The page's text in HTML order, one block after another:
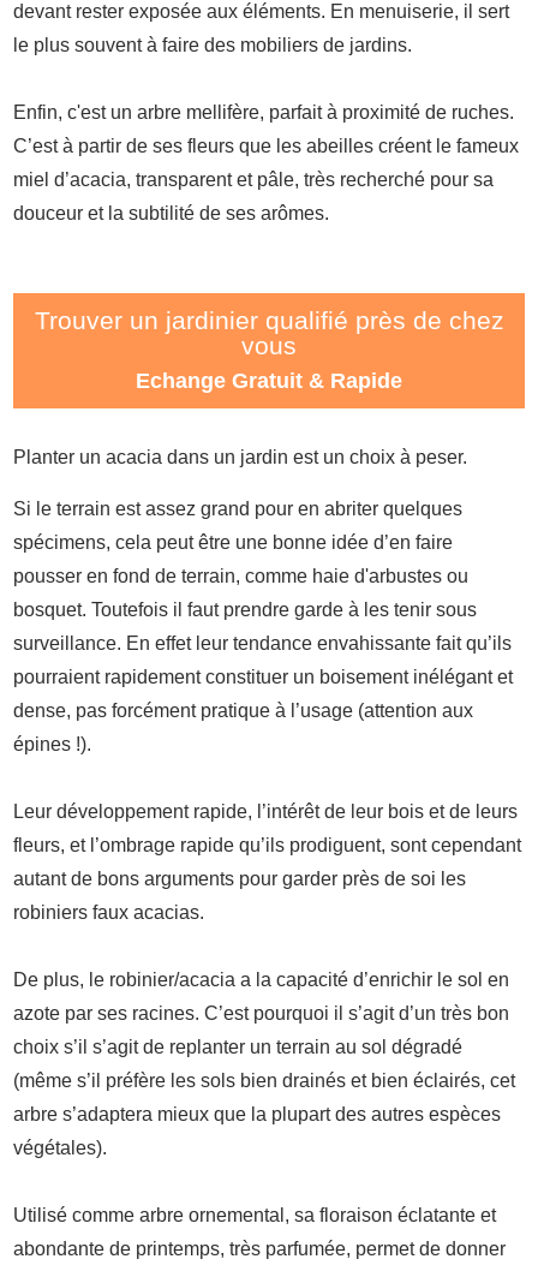
devant rester exposée aux éléments. En menuiserie, il sert
le plus souvent à faire des mobiliers de jardins.
Enfin, c'est un arbre mellifère, parfait à proximité de ruches.
C’est à partir de ses fleurs que les abeilles créent le fameux
miel d’acacia, transparent et pâle, très recherché pour sa
douceur et la subtilité de ses arômes.
Trouver un jardinier qualifié près de chez
vous
Echange Gratuit & Rapide
Planter un acacia dans un jardin est un choix à peser.
Si le terrain est assez grand pour en abriter quelques
spécimens, cela peut être une bonne idée d’en faire
pousser en fond de terrain, comme haie d'arbustes ou
bosquet. Toutefois il faut prendre garde à les tenir sous
surveillance. En effet leur tendance envahissante fait qu’ils
pourraient rapidement constituer un boisement inélégant et
dense, pas forcément pratique à l’usage (attention aux
épines !).
Leur développement rapide, l’intérêt de leur bois et de leurs
fleurs, et l’ombrage rapide qu’ils prodiguent, sont cependant
autant de bons arguments pour garder près de soi les
robiniers faux acacias.
De plus, le robinier/acacia a la capacité d’enrichir le sol en
azote par ses racines. C’est pourquoi il s’agit d’un très bon
choix s’il s’agit de replanter un terrain au sol dégradé
(même s’il préfère les sols bien drainés et bien éclairés, cet
arbre s’adaptera mieux que la plupart des autres espèces
végétales).
Utilisé comme arbre ornemental, sa floraison éclatante et
abondante de printemps, très parfumée, permet de donner